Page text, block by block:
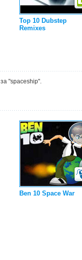
Top 10 Dubstep
Remixes
"spaceship".
Ben 10 Space War